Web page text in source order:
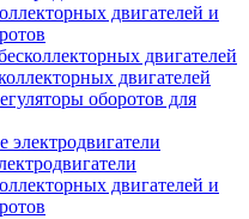
двигателей и
двигателей
двигателей
оборотов для
электродвигатели
двигателей и